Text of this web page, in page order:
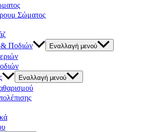
Σώματος
& Ποδιών
Εναλλαγή μενού
Εναλλαγή μενού